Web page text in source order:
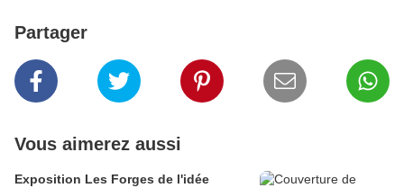
Partager
Vous aimerez aussi
Exposition Les Forges de l'idée